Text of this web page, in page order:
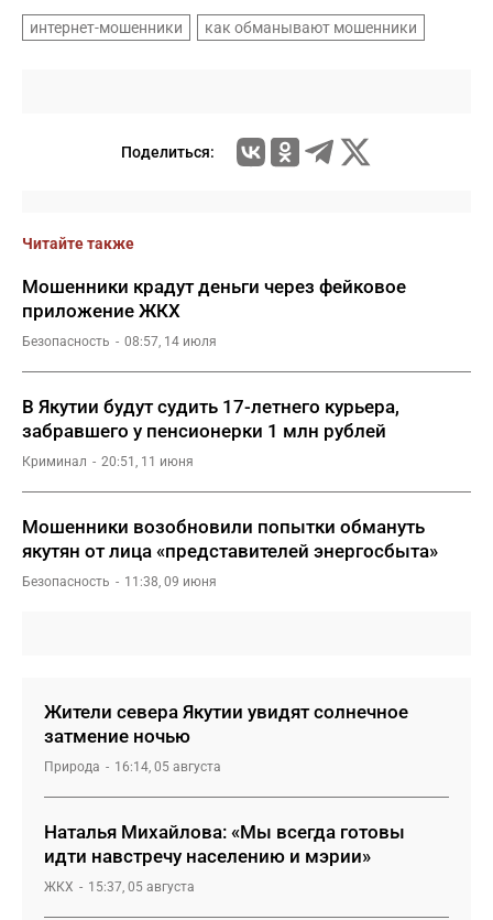
интернет-мошенники как обманывают мошенники
Поделиться:
Читайте также
Мошенники крадут деньги через фейковое
приложение ЖКХ
Безопасность 08:57, 14 июля
В Якутии будут судить 17-летнего курьера,
забравшего у пенсионерки 1 млн рублей
Криминал 20:51, 11 июня
Мошенники возобновили попытки обмануть
якутян от лица «представителей энергосбыта»
Безопасность 11:38, 09 июня
Жители севера Якутии увидят солнечное
затмение ночью
Природа 16:14, 05 августа
Наталья Михайлова: «Мы всегда готовы
идти навстречу населению и мэрии»
ЖКХ 15:37, 05 августа